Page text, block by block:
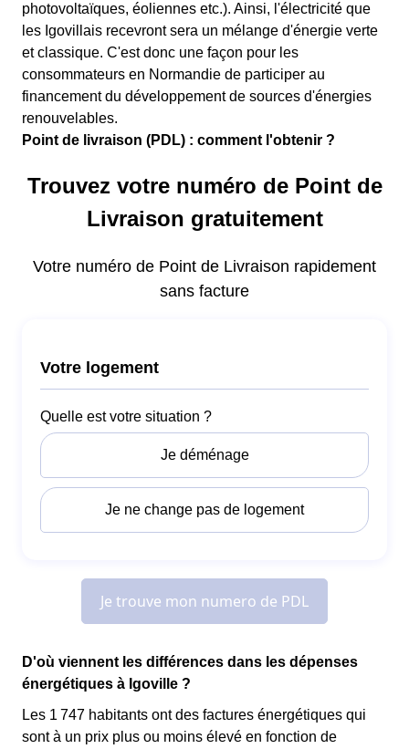
photovoltaïques, éoliennes etc.). Ainsi, l'électricité que
les Igovillais recevront sera un mélange d'énergie verte
et classique. C'est donc une façon pour les
consommateurs en Normandie de participer au
financement du développement de sources d'énergies
renouvelables.
Point de livraison (PDL) : comment l'obtenir ?
D'où viennent les différences dans les dépenses
énergétiques à Igoville ?
Les 1 747 habitants ont des factures énergétiques qui
sont à un prix plus ou moins élevé en fonction de